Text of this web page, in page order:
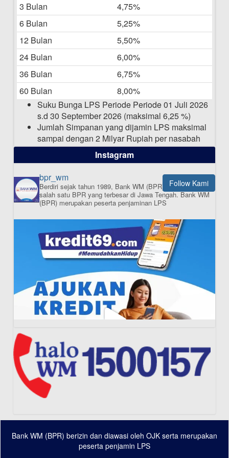
Laporan Keuangan Berkelanjutan
06-05-2025
Daftar Pemenang Undian TAMASHA
Bulan April 2025
15-04-2025
Pengumuman Nama Baru Perusahaan
3 Bulan
4,75%
6 Bulan
5,25%
12 Bulan
5,50%
24 Bulan
6,00%
36 Bulan
6,75%
60 Bulan
8,00%
Suku Bunga LPS Periode Periode 01 Juli 2026
s.d 30 September 2026 (maksimal 6,25 %)
Jumlah Simpanan yang dijamin LPS maksimal
sampai dengan 2 Milyar Rupiah per nasabah
dalam satu bank
ISI APLIKASI SEKARANG
Instagram
Follow Kami
bpr_wm
Berdiri sejak tahun 1989, Bank WM (BPR) merupakan
salah satu BPR yang terbesar di Jawa Tengah.Bank WM
(BPR) merupakan peserta penjaminan LPS
Load More... Follow on Instagram
Bank WM (BPR) berizin dan diawasi oleh OJK serta merupakan
peserta penjamin LPS